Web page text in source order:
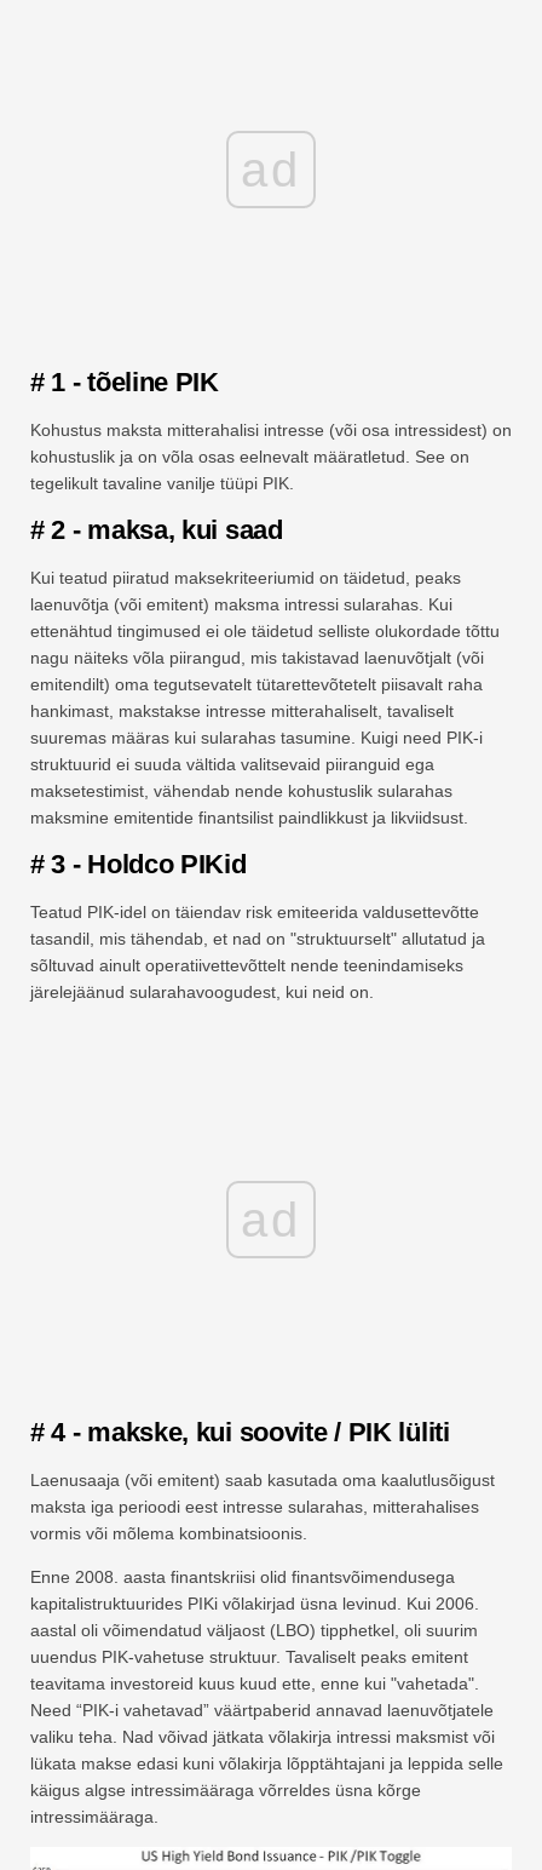
ad
# 1 - tõeline PIK
Kohustus maksta mitterahalisi intresse (või osa intressidest) on
kohustuslik ja on võla osas eelnevalt määratletud. See on
tegelikult tavaline vanilje tüüpi PIK.
# 2 - maksa, kui saad
Kui teatud piiratud maksekriteeriumid on täidetud, peaks
laenuvõtja (või emitent) maksma intressi sularahas. Kui
ettenähtud tingimused ei ole täidetud selliste olukordade tõttu
nagu näiteks võla piirangud, mis takistavad laenuvõtjalt (või
emitendilt) oma tegutsevatelt tütarettevõtetelt piisavalt raha
hankimast, makstakse intresse mitterahaliselt, tavaliselt
suuremas määras kui sularahas tasumine. Kuigi need PIK-i
struktuurid ei suuda vältida valitsevaid piiranguid ega
maksetestimist, vähendab nende kohustuslik sularahas
maksmine emitentide finantsilist paindlikkust ja likviidsust.
# 3 - Holdco PIKid
Teatud PIK-idel on täiendav risk emiteerida valdusettevõtte
tasandil, mis tähendab, et nad on "struktuurselt" allutatud ja
sõltuvad ainult operatiivettevõttelt nende teenindamiseks
järelejäänud sularahavoogudest, kui neid on.
ad
# 4 - makske, kui soovite / PIK lüliti
Laenusaaja (või emitent) saab kasutada oma kaalutlusõigust
maksta iga perioodi eest intresse sularahas, mitterahalises
vormis või mõlema kombinatsioonis.
Enne 2008. aasta finantskriisi olid finantsvõimendusega
kapitalistruktuurides PIKi võlakirjad üsna levinud. Kui 2006.
aastal oli võimendatud väljaost (LBO) tipphetkel, oli suurim
uuendus PIK-vahetuse struktuur. Tavaliselt peaks emitent
teavitama investoreid kuus kuud ette, enne kui "vahetada".
Need “PIK-i vahetavad” väärtpaberid annavad laenuvõtjatele
valiku teha. Nad võivad jätkata võlakirja intressi maksmist või
lükata makse edasi kuni võlakirja lõpptähtajani ja leppida selle
käigus algse intressimääraga võrreldes üsna kõrge
intressimääraga.